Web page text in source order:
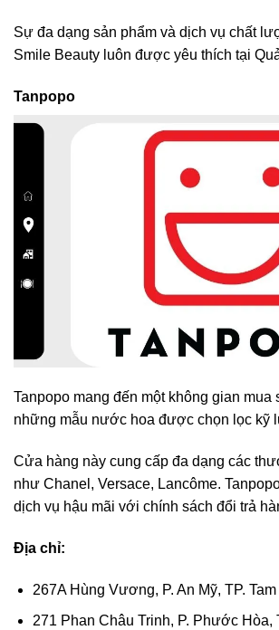
Sự đa dạng sản phẩm và dịch vụ chất
Smile Beauty luôn được yêu thích tại
Tanpopo
Tanpopo mang đến một không gian mua
những mẫu nước hoa được chọn lọc kỹ
Cửa hàng này cung cấp đa dạng các
như Chanel, Versace, Lancôme.
dịch vụ hậu mãi với chính sách đổi trả
Địa chỉ:
267A Hùng Vương, P. An Mỹ, TP.
271 Phan Châu Trinh, P. Phước Hòa,